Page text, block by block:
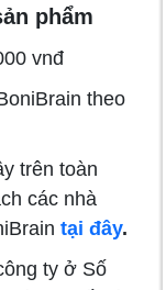
phẩm
vnđ
theo
trên toàn
các nhà
tại đây.
ty ở Số